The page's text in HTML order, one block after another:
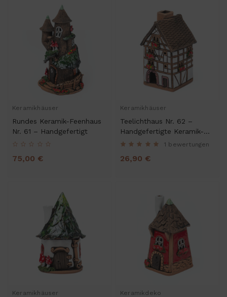
Keramikhäuser
Rundes Keramik-Feenhaus
Nr. 61 – Handgefertigt
75,00 €
Keramikhäuser
Teelichthaus Nr. 62 –
Handgefertigte Keramik-
Miniatur
1 bewertungen
26,90 €
Keramikhäuser Keramikdeko